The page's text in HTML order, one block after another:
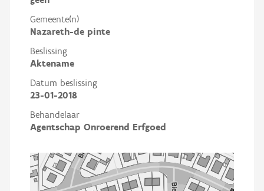
Gemeente(n)
Nazareth-de pinte
Beslissing
Aktename
Datum beslissing
23-01-2018
Behandelaar
Agentschap Onroerend Erfgoed